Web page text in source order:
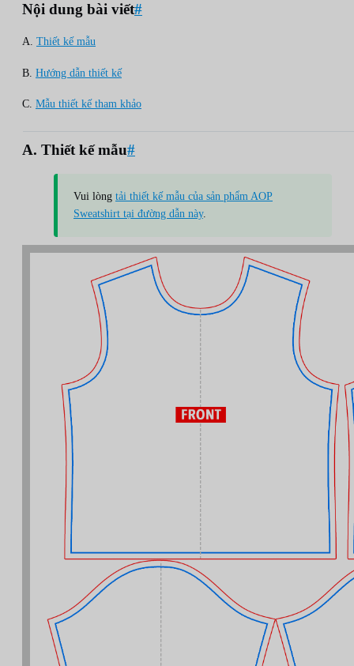
Nội dung bài viết#
A. Thiết kế mẫu
B. Hướng dẫn thiết kế
C. Mẫu thiết kế tham khảo
A. Thiết kế mẫu#
Vui lòng tải thiết kế mẫu của sản phẩm AOP
Sweatshirt tại đường dẫn này.